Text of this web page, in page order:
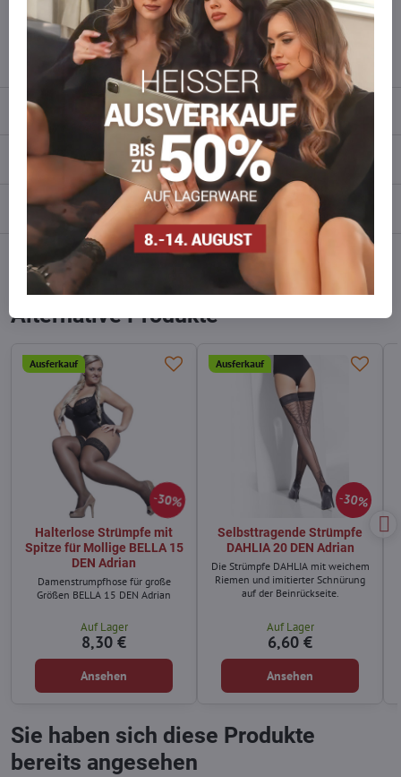
info​​@everlady​​.eu
Beschreibung
Bewertungen
Diskussion 0
Facebook Reddit WhatsApp
Alternative Produkte
30%
Ausferkauf
Halterlose Strümpfe mit
Spitze für Mollige BELLA 15
DEN Adrian
Damenstrumpfhose für große
Größen BELLA 15 DEN Adrian
Auf Lager
8,30 €
Ansehen
30%
Ausferkauf
Selbsttragende Strümpfe
DAHLIA 20 DEN Adrian
Die Strümpfe DAHLIA mit weichem
Riemen und imitierter Schnürung
auf der Beinrückseite.
Auf Lager
6,60 €
Ansehen
Sie haben sich diese Produkte
bereits angesehen